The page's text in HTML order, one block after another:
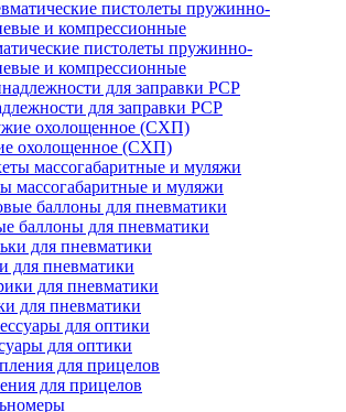
пистолеты пружинно-
и компрессионные
для заправки PCP
охолощенное (СХП)
массогабаритные и муляжи
баллоны для пневматики
для пневматики
для пневматики
для оптики
для прицелов